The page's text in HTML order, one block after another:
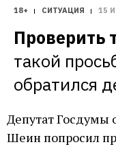
18+ СИТУАЦИЯ 15
Проверить
такой
обратился
Депутат Госдумы
Шеин попросил